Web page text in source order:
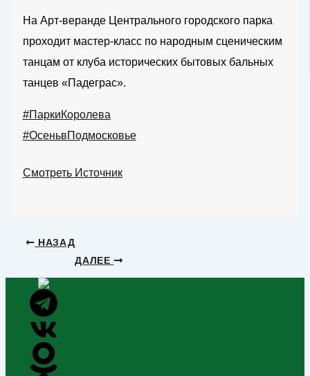
На Арт-веранде Центрального городского парка
проходит мастер-класс по народным сценическим
танцам от клуба исторических бытовых бальных
танцев «Падеграс».
#ПаркиКоролева
#ОсеньвПодмосковье
Смотреть Источник
НАЗАД
ДАЛЕЕ